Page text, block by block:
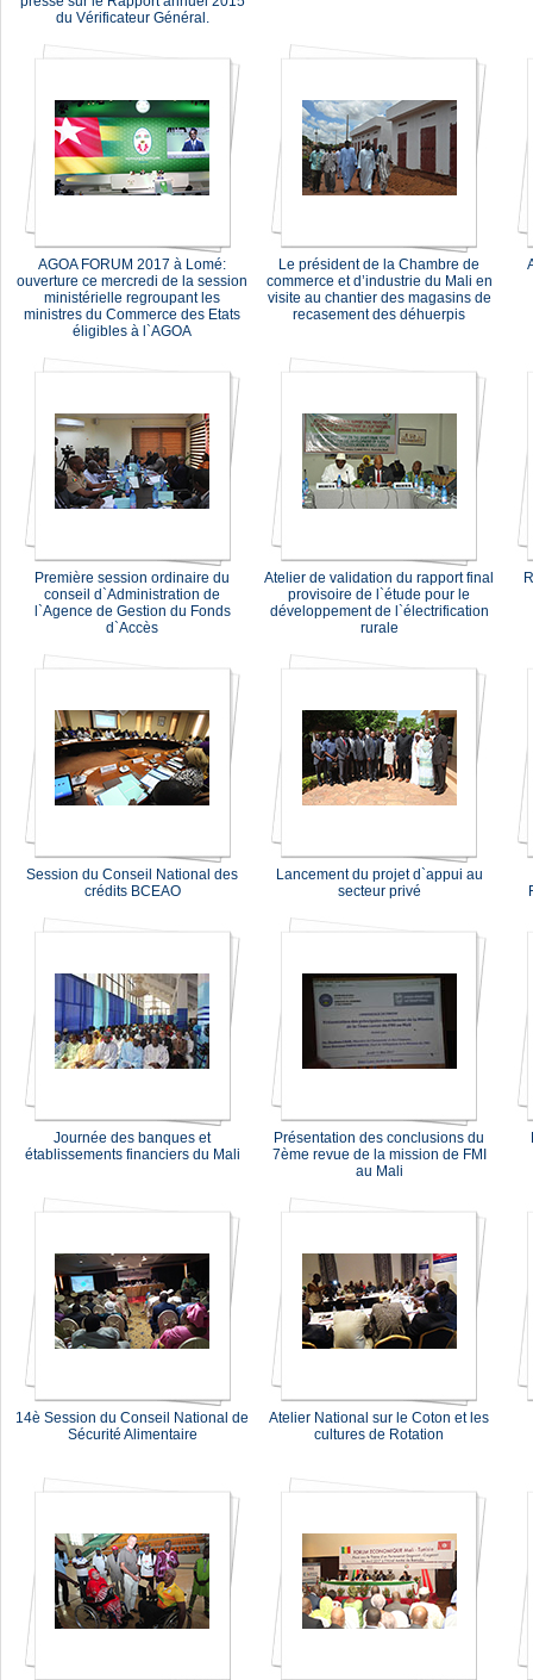
du Vérificateur Général.
AGOA FORUM 2017 à Lomé:
ouverture ce mercredi de la session
ministérielle regroupant les
ministres du Commerce des Etats
éligibles à l`AGOA
Le président de la Chambre de
commerce et d’industrie du Mali en
visite au chantier des magasins de
recasement des déhuerpis
Première session ordinaire du
conseil d`Administration de
l`Agence de Gestion du Fonds
d`Accès
Atelier de validation du rapport final
provisoire de l`étude pour le
développement de l`électrification
rurale
Session du Conseil National des
crédits BCEAO
Lancement du projet d`appui au
secteur privé
Journée des banques et
établissements financiers du Mali
Présentation des conclusions du
7ème revue de la mission de FMI
au Mali
14è Session du Conseil National de
Sécurité Alimentaire
Atelier National sur le Coton et les
cultures de Rotation